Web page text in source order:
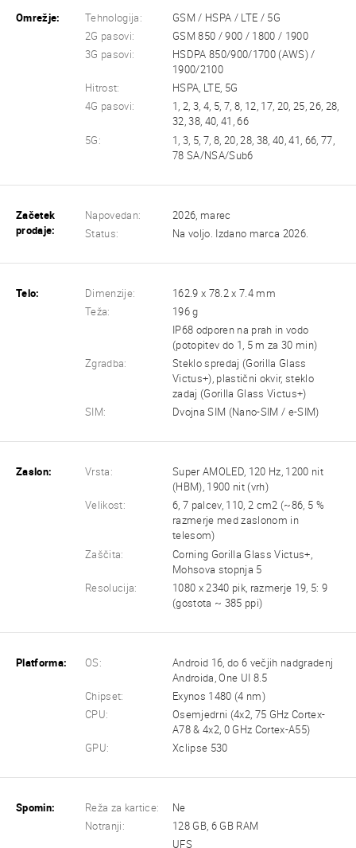
Omrežje: Tehnologija:
GSM / HSPA / LTE / 5G
2G pasovi:
GSM 850 / 900 / 1800 / 1900
3G pasovi:
HSDPA 850/900/1700 (AWS) /
1900/2100
Hitrost:
HSPA, LTE, 5G
4G pasovi:
1, 2, 3, 4, 5, 7, 8, 12, 17, 20, 25, 26, 28,
32, 38, 40, 41, 66
5G:
1, 3, 5, 7, 8, 20, 28, 38, 40, 41, 66, 77,
78 SA/NSA/Sub6
Začetek
prodaje:
Napovedan:
2026, marec
Status:
Na voljo. Izdano marca 2026.
Telo: Dimenzije:
162.9 x 78.2 x 7.4 mm
Teža:
196 g
IP68 odporen na prah in vodo
(potopitev do 1, 5 m za 30 min)
Zgradba:
Steklo spredaj (Gorilla Glass
Victus+), plastični okvir, steklo
zadaj (Gorilla Glass Victus+)
SIM:
Dvojna SIM (Nano-SIM / e-SIM)
Zaslon: Vrsta:
Super AMOLED, 120 Hz, 1200 nit
(HBM), 1900 nit (vrh)
Velikost:
6, 7 palcev, 110, 2 cm2 (~86, 5 %
razmerje med zaslonom in
telesom)
Zaščita:
Corning Gorilla Glass Victus+,
Mohsova stopnja 5
Resolucija:
1080 x 2340 pik, razmerje 19, 5: 9
(gostota ~ 385 ppi)
Platforma: OS:
Android 16, do 6 večjih nadgradenj
Androida, One UI 8.5
Chipset:
Exynos 1480 (4 nm)
CPU:
Osemjedrni (4x2, 75 GHz Cortex-
A78 & 4x2, 0 GHz Cortex-A55)
GPU:
Xclipse 530
Spomin: Reža za kartice:
Ne
Notranji:
128 GB, 6 GB RAM
UFS